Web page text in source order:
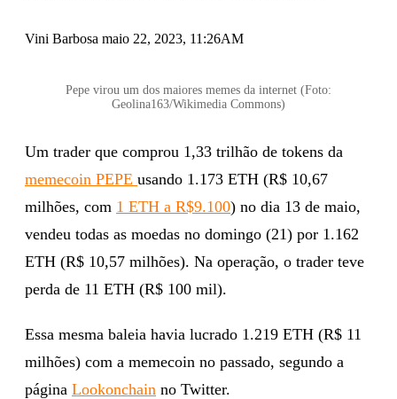
Vini Barbosa maio 22, 2023, 11:26AM
Pepe virou um dos maiores memes da internet (Foto:
Geolina163/Wikimedia Commons)
Um trader que comprou 1,33 trilhão de tokens da
memecoin PEPE usando 1.173 ETH (R$ 10,67
milhões, com 1 ETH a R$9.100) no dia 13 de maio,
vendeu todas as moedas no domingo (21) por 1.162
ETH (R$ 10,57 milhões). Na operação, o trader teve
perda de 11 ETH (R$ 100 mil).
Essa mesma baleia havia lucrado 1.219 ETH (R$ 11
milhões) com a memecoin no passado, segundo a
página Lookonchain no Twitter.